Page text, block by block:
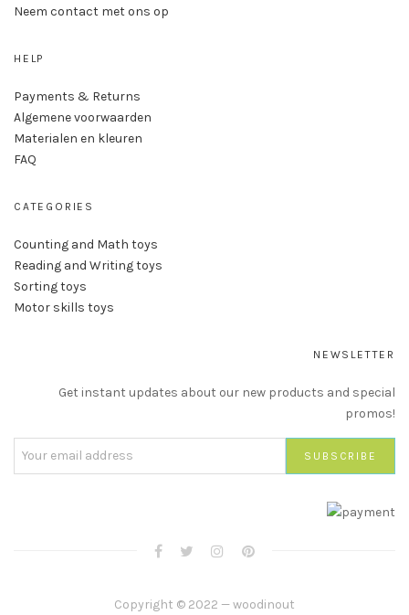
Neem contact met ons op
HELP
Payments & Returns
Algemene voorwaarden
Materialen en kleuren
FAQ
CATEGORIES
Counting and Math toys
Reading and Writing toys
Sorting toys
Motor skills toys
NEWSLETTER
Get instant updates about our new products and special
promos!
Copyright © 2022 — woodinout